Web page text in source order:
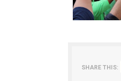
SHARE THIS: